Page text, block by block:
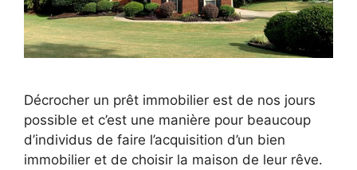
Décrocher un prêt immobilier est de nos jours
possible et c’est une manière pour beaucoup
d’individus de faire l’acquisition d’un bien
immobilier et de choisir la maison de leur rêve.